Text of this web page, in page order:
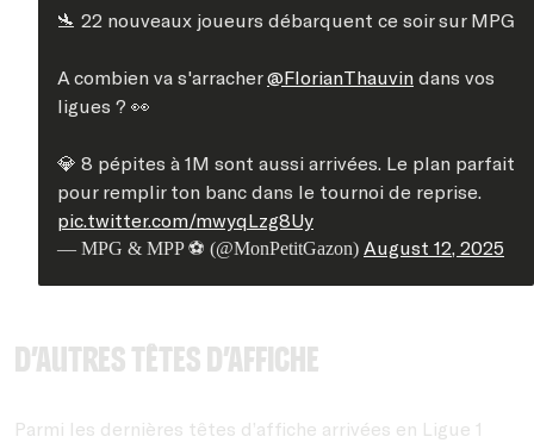
🛬 22 nouveaux joueurs débarquent ce soir sur MPG
A combien va s'arracher@FlorianThauvin dans vos
ligues ? 👀
💎 8 pépites à 1M sont aussi arrivées. Le plan parfait
pour remplir ton banc dans le tournoi de reprise.
pic.twitter.com/mwyqLzg8Uy
— MPG & MPP ⚽️ (@MonPetitGazon) August 12, 2025
D’autres têtes d’affiche
Parmi les dernières têtes d’affiche arrivées en Ligue 1